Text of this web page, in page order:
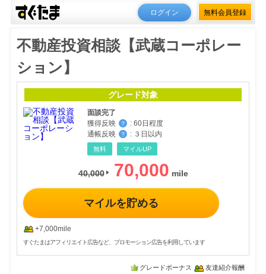
ログイン 無料会員登録
不動産投資相談【武蔵コーポレー
ション】
グレード対象
面談完了
獲得反映
？ : 60日程度
通帳反映
？ : ３日以内
無料 マイルUP
40,000 70,000
マイルを貯める
+7,000mile
すぐたまはアフィリエイト広告など、プロモーション広告を利用しています
グレードボーナス 友達紹介報酬